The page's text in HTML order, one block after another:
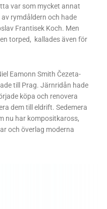
var som mycket annat
rymdåldern och hade
Frantisek Koch. Men
torped, kallades även för
Eamonn Smith Čezeta-
till Prag. Järnridån hade
köpa och renovera
dem till eldrift. Sedemera
nu har kompositkaross,
och överlag moderna